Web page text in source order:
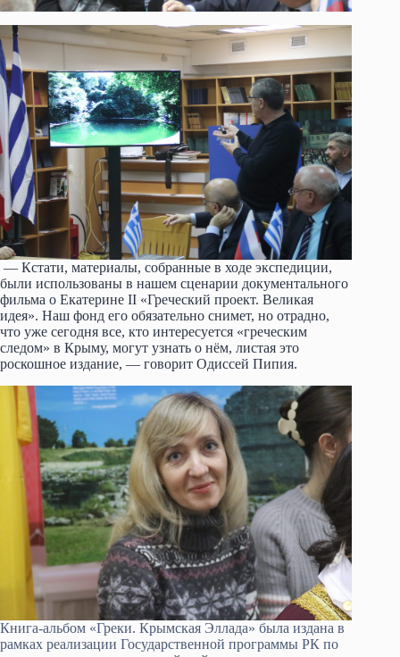
— Кстати, материалы, собранные в ходе экспедиции,
были использованы в нашем сценарии документального
фильма о Екатерине II «Греческий проект. Великая
идея». Наш фонд его обязательно снимет, но отрадно,
что уже сегодня все, кто интересуется «греческим
следом» в Крыму, могут узнать о нём, листая это
роскошное издание, — говорит Одиссей Пипия.
Книга-альбом «Греки. Крымская Эллада» была издана в
рамках реализации Государственной программы РК по